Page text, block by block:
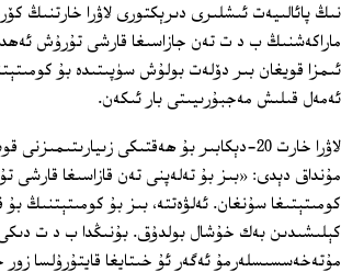
نىڭ پائالىيەت ئىشلىرى دىرېكتورى لاۋرا خارتنىڭ
ماراكەشنىڭ ب د ت تەن جازاسىغا قارشى تۇرۇش
ئىمزا قويغان بىر دۆلەت بولۇش سۈپىتىدە بۇ
ئەمەل قىلىش مەجبۇرىيىتى بار ئىكەن.
لاۋرا خارت 20-دېكابىر بۇ ھەقتىكى
مۇنداق دېدى: «بىز بۇ تەلەپنى تەن قازاسىغا قارشى
كومىتېتىغا سۇنغان. ئەلۋەتتە، بىز بۇ كومىتېتنىڭ بۇ
كېلىشىدىن بەك خۇشال بولدۇق. بۇنىڭدا ب د ت
مۇتەخەسسىسلەرمۇ ئەگەر ئۇ خىتايغا قايتۇرۇلسا